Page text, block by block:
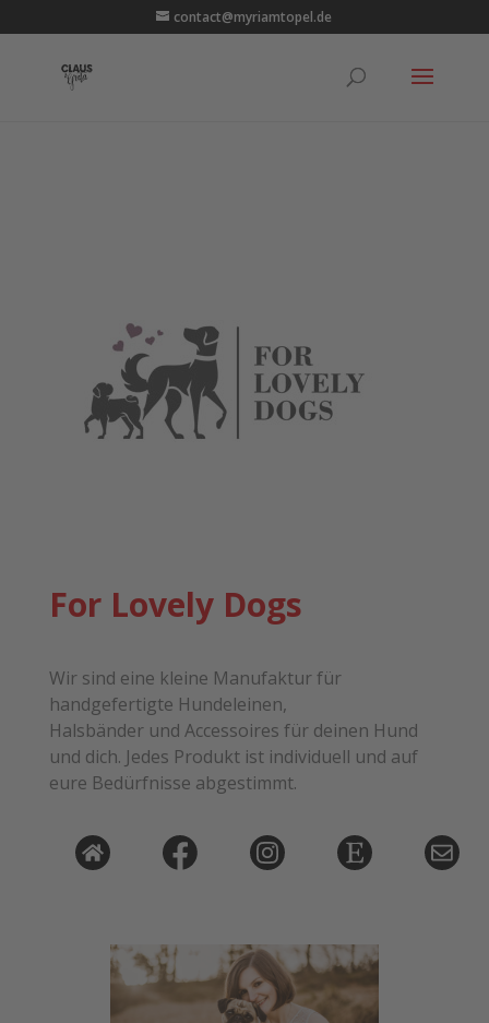
contact@myriamtopel.de
For Lovely Dogs
Wir sind eine kleine Manufaktur für
handgefertigte Hundeleinen,
Halsbänder und Accessoires für deinen Hund
und dich. Jedes Produkt ist individuell und auf
eure Bedürfnisse abgestimmt.